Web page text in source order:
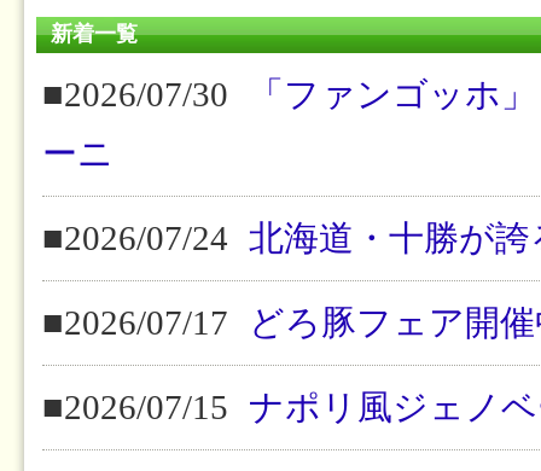
新着一覧
■2026/07/30
「ファンゴッホ
ーニ
■2026/07/24 北海道・十勝が
■2026/07/17 どろ豚フェア開
■2026/07/15 ナポリ風ジェノ